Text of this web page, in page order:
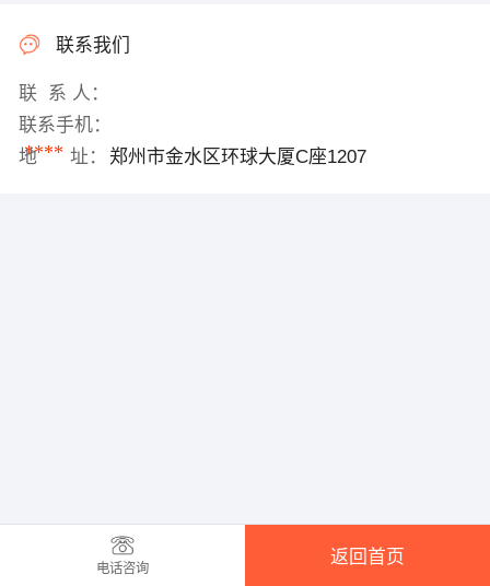
联系我们
联 系 人：
联系手机：
****
地 址： 郑州市金水区环球大厦C座1207
电话咨询
返回首页